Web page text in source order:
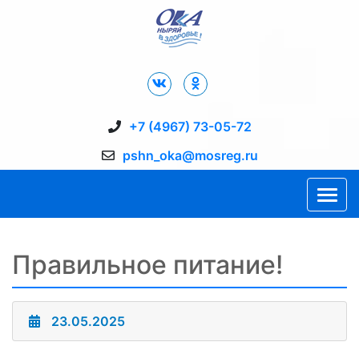
+7 (4967) 73-05-72
pshn_oka@mosreg.ru
Правильное питание!
23.05.2025